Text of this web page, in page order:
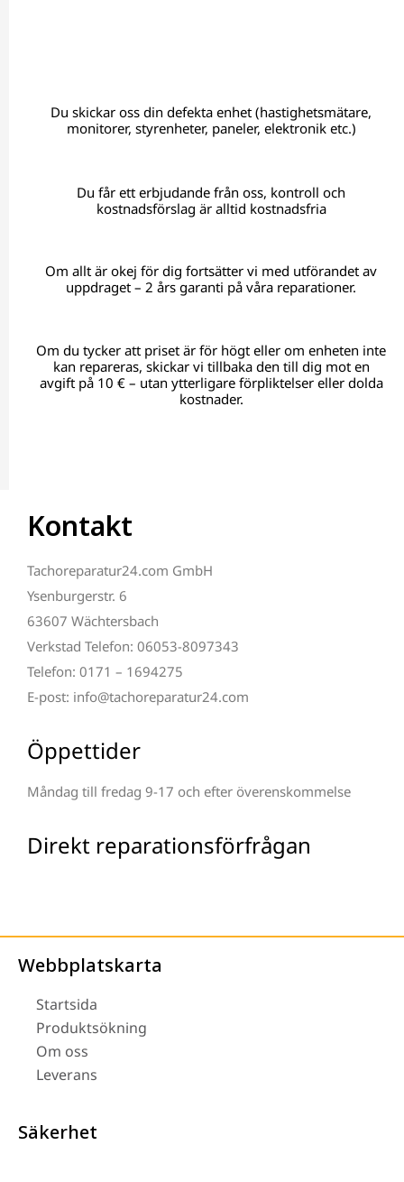
Du skickar oss din defekta enhet (hastighetsmätare,
monitorer, styrenheter, paneler, elektronik etc.)
Du får ett erbjudande från oss, kontroll och
kostnadsförslag är alltid kostnadsfria
Om allt är okej för dig fortsätter vi med utförandet av
uppdraget – 2 års garanti på våra reparationer.
Om du tycker att priset är för högt eller om enheten inte
kan repareras, skickar vi tillbaka den till dig mot en
avgift på 10 € – utan ytterligare förpliktelser eller dolda
kostnader.
Kontakt
Tachoreparatur24.com GmbH
Ysenburgerstr. 6
63607 Wächtersbach
Verkstad Telefon: 06053-8097343
Telefon: 0171 – 1694275
E-post: info@tachoreparatur24.com
Öppettider
Måndag till fredag 9-17 och efter överenskommelse
Direkt reparationsförfrågan
Webbplatskarta
Startsida
Produktsökning
Om oss
Leverans
Säkerhet